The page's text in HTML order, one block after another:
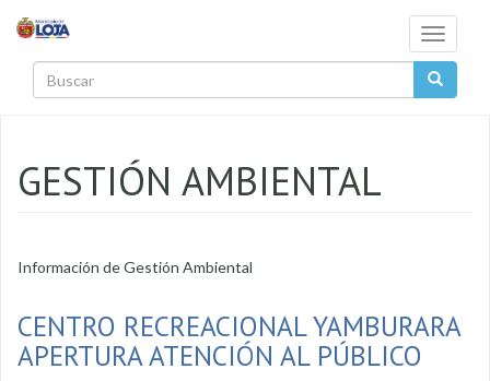
Toggle
GESTIÓN AMBIENTAL
Información de Gestión Ambiental
CENTRO RECREACIONAL YAMBURARA
APERTURA ATENCIÓN AL PÚBLICO